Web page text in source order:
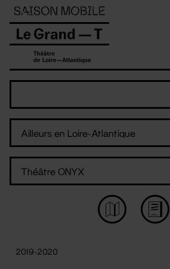
Panneau de gestion des cookies